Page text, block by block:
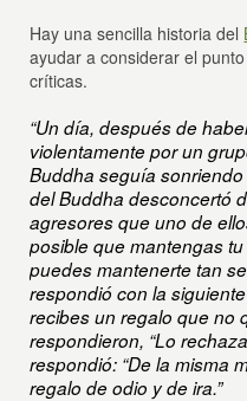
Hay una sencilla historia del
ayudar a considerar el
críticas.
“Un día, después de
violentamente por un
Buddha seguía
del Buddha desconcertó
agresores que uno de
posible que mantengas
puedes mantenerte tan
respondió con la
recibes un regalo que no
respondieron, “Lo
respondió: “De la misma
regalo de odio y de ira.”